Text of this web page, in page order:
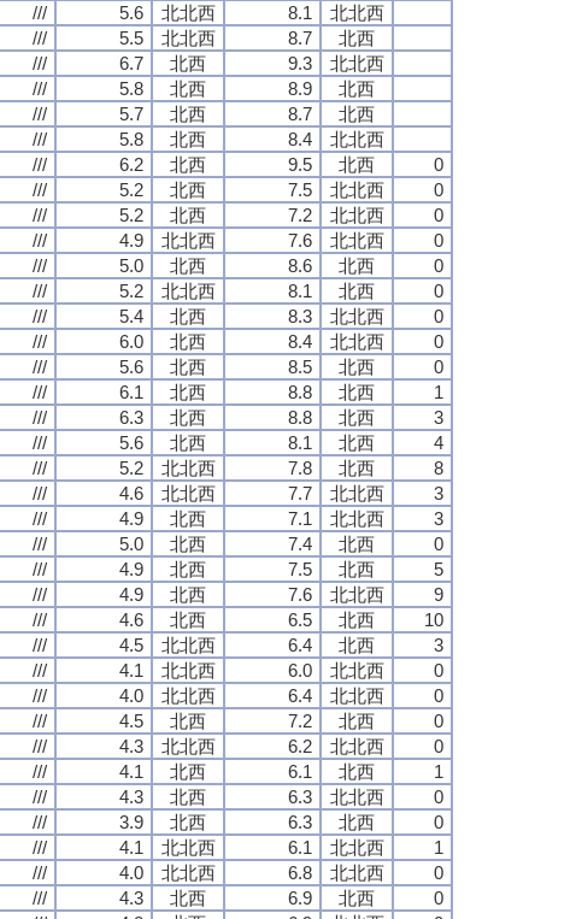
/// 5.6 北北西 8.1
北北西
/// 5.5 北北西 8.7
北西
/// 6.7 北西 9.3
北北西
/// 5.8 北西 8.9
北西
/// 5.7 北西 8.7
北西
/// 5.8 北西 8.4
北北西
/// 6.2 北西 9.5 北西
0
/// 5.2 北西 7.5 北北西
0
/// 5.2 北西 7.2 北北西
0
/// 4.9 北北西 7.6 北北西
0
/// 5.0 北西 8.6 北西
0
/// 5.2 北北西 8.1 北西
0
/// 5.4 北西 8.3 北北西
0
/// 6.0 北西 8.4 北北西
0
/// 5.6 北西 8.5 北西
0
/// 6.1 北西 8.8 北西
1
/// 6.3 北西 8.8 北西
3
/// 5.6 北西 8.1 北西
4
/// 5.2 北北西 7.8 北西
8
/// 4.6 北北西 7.7 北北西
3
/// 4.9 北西 7.1 北北西
3
/// 5.0 北西 7.4 北西
0
/// 4.9 北西 7.5 北西
5
/// 4.9 北西 7.6 北北西
9
/// 4.6 北西 6.5 北西
10
/// 4.5 北北西 6.4 北西
3
/// 4.1 北北西 6.0 北北西
0
/// 4.0 北北西 6.4 北北西
0
/// 4.5 北西 7.2 北西
0
/// 4.3 北北西 6.2 北北西
0
/// 4.1 北西 6.1 北西
1
/// 4.3 北西 6.3 北北西
0
/// 3.9 北西 6.3 北西
0
/// 4.1 北北西 6.1 北北西
1
/// 4.0 北北西 6.8 北北西
0
/// 4.3 北西 6.9 北西
0